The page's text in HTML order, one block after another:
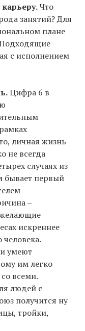
Что
занятий? Для
плане
Подходящие
с исполнением
Цифра 6 в
личная жизнь
не всегда
случаях из
бывает первый
–
желающие
искреннее
умеют
им легко
всеми.
людей с
получится ну
тройки,